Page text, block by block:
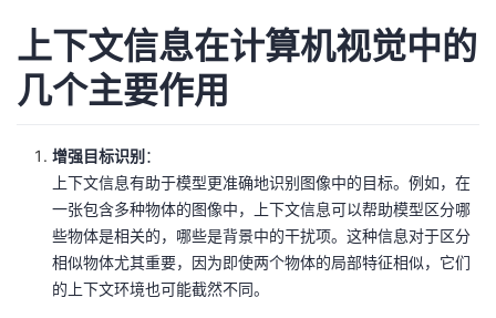
上下文信息在计算机视觉中的
几个主要作用
增强目标识别 ：
上下文信息有助于模型更准确地识别图像中的目标。例如，在
一张包含多种物体的图像中，上下文信息可以帮助模型区分哪
些物体是相关的，哪些是背景中的干扰项。这种信息对于区分
相似物体尤其重要，因为即使两个物体的局部特征相似，它们
的上下文环境也可能截然不同。